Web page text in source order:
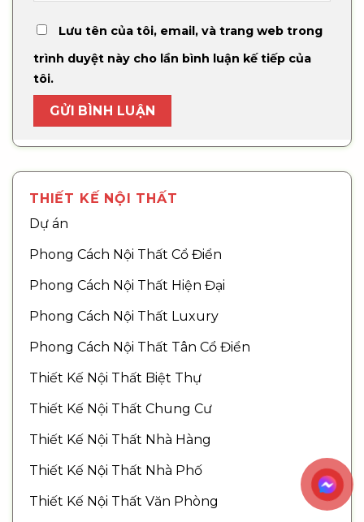
Lưu tên của tôi, email, và trang web trong
trình duyệt này cho lần bình luận kế tiếp của
tôi.
THIẾT KẾ NỘI THẤT
Dự án
Phong Cách Nội Thất Cổ Điển
Phong Cách Nội Thất Hiện Đại
Phong Cách Nội Thất Luxury
Phong Cách Nội Thất Tân Cổ Điển
Thiết Kế Nội Thất Biệt Thự
Thiết Kế Nội Thất Chung Cư
Thiết Kế Nội Thất Nhà Hàng
Thiết Kế Nội Thất Nhà Phố
Thiết Kế Nội Thất Văn Phòng